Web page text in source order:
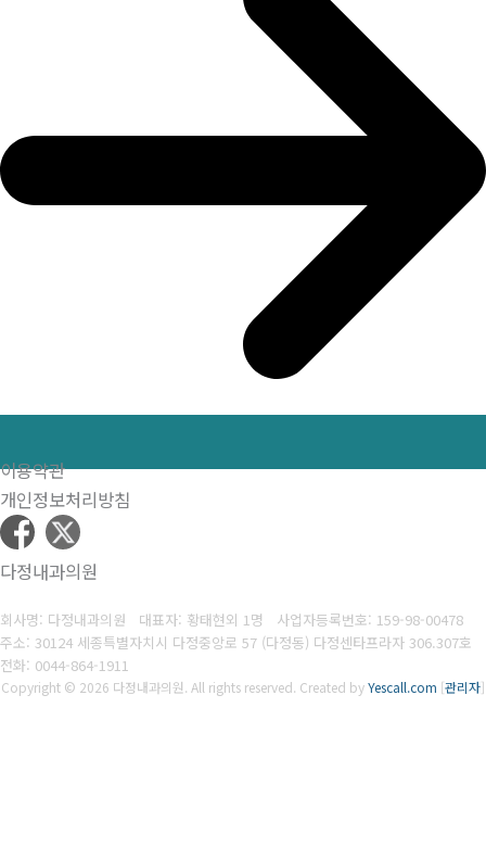
이용약관
개인정보처리방침
다정내과의원
회사명: 다정내과의원 대표자: 황태현외 1명 사업자등록번호: 159-98-00478
주소: 30124 세종특별자치시 다정중앙로 57 (다정동) 다정센타프라자 306.307호
전화: 0044-864-1911
Copyright © 2026 다정내과의원. All rights reserved. Created byYescall.com [관리자]